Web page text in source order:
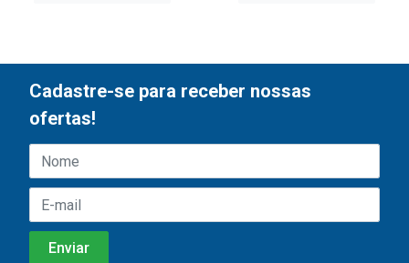
Cadastre-se para receber nossas
ofertas!